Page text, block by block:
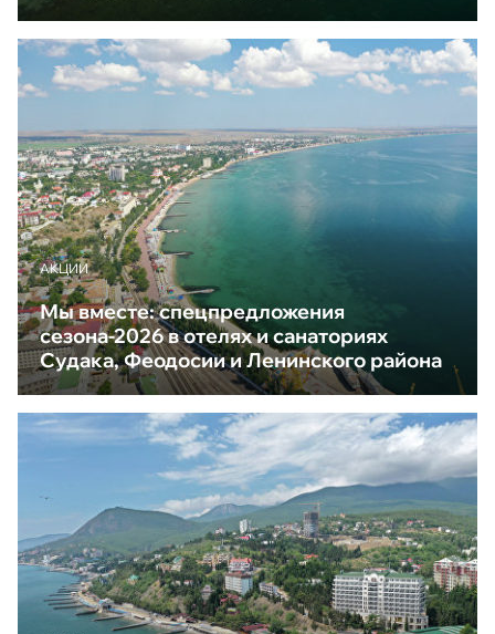
АКЦИИ
Мы вместе: спецпредложения
сезона-2026 в отелях и санаториях
Судака, Феодосии и Ленинского района